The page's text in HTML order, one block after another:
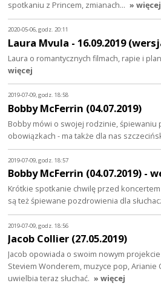
spotkaniu z Princem, zmianach… » więcej
2020-05-06, godz. 20:11
Laura Mvula - 16.09.2019
Laura o romantycznych filmach, rapie i
więcej
2019-07-09, godz. 18:58
Bobby McFerrin (04.07.2019)
Bobby mówi o swojej rodzinie, śpiewaniu
obowiązkach - ma także dla nas
2019-07-09, godz. 18:57
Bobby McFerrin (04.07.2019) -
Krótkie spotkanie chwilę przed
są też śpiewane pozdrowienia dla
2019-07-09, godz. 18:56
Jacob Collier (27.05.2019)
Jacob opowiada o swoim nowym
Steviem Wonderem, muzyce pop, Arianie
uwielbia teraz słuchać. » więcej